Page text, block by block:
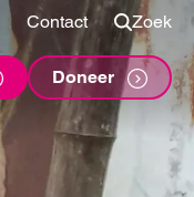
Contact Zoek
Doneer